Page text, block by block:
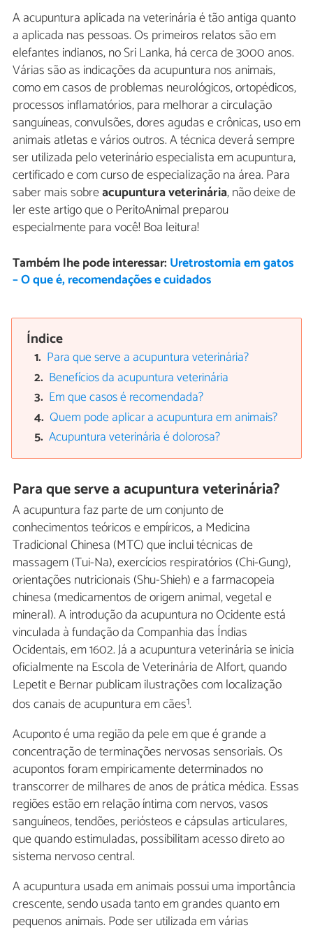
A acupuntura aplicada na veterinária é tão antiga quanto
a aplicada nas pessoas. Os primeiros relatos são em
elefantes indianos, no Sri Lanka, há cerca de 3000 anos.
Várias são as indicações da acupuntura nos animais,
como em casos de problemas neurológicos, ortopédicos,
processos inflamatórios, para melhorar a circulação
sanguíneas, convulsões, dores agudas e crônicas, uso em
animais atletas e vários outros. A técnica deverá sempre
ser utilizada pelo veterinário especialista em acupuntura,
certificado e com curso de especialização na área. Para
saber mais sobreacupuntura veterinária, não deixe de
ler este artigo que o PeritoAnimal preparou
especialmente para você! Boa leitura!
Também lhe pode interessar: Uretrostomia em gatos
– O que é, recomendações e cuidados
Índice
Para que serve a acupuntura veterinária?
Benefícios da acupuntura veterinária
Em que casos é recomendada?
Quem pode aplicar a acupuntura em animais?
Acupuntura veterinária é dolorosa?
Para que serve a acupuntura veterinária?
A acupuntura faz parte de um conjunto de
conhecimentos teóricos e empíricos, a Medicina
Tradicional Chinesa (MTC) que inclui técnicas de
massagem (Tui-Na), exercícios respiratórios (Chi-Gung),
orientações nutricionais (Shu-Shieh) e a farmacopeia
chinesa (medicamentos de origem animal, vegetal e
mineral). A introdução da acupuntura no Ocidente está
vinculada à fundação da Companhia das Índias
Ocidentais, em 1602. Já a acupuntura veterinária se inicia
oficialmente na Escola de Veterinária de Alfort, quando
Lepetit e Bernar publicam ilustrações com localização
dos canais de acupuntura em cães1.
Acuponto é uma região da pele em que é grande a
concentração de terminações nervosas sensoriais. Os
acupontos foram empiricamente determinados no
transcorrer de milhares de anos de prática médica. Essas
regiões estão em relação íntima com nervos, vasos
sanguíneos, tendões, periósteos e cápsulas articulares,
que quando estimuladas, possibilitam acesso direto ao
sistema nervoso central.
A acupuntura usada em animais possui uma importância
crescente, sendo usada tanto em grandes quanto em
pequenos animais. Pode ser utilizada em várias